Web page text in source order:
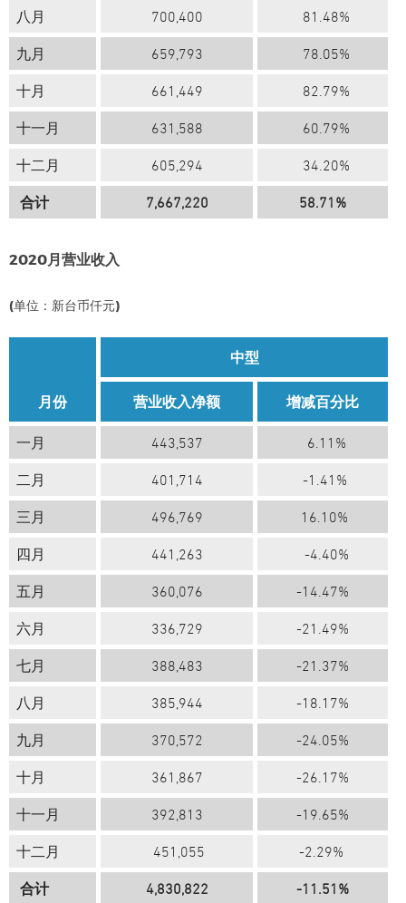
八月 700,400 81.48%
九月 659,793 78.05%
十月 661,449 82.79%
十一月 631,588 60.79%
十二月 605,294 34.20%
合计 7,667,220 58.71%
2020月营业收入
(单位：新台币仟元)
月份
中型
营业收入净额 增减百分比
一月 443,537 6.11%
二月 401,714 -1.41%
三月 496,769 16.10%
四月 441,263 -4.40%
五月 360,076 -14.47%
六月 336,729 -21.49%
七月 388,483 -21.37%
八月 385,944 -18.17%
九月 370,572 -24.05%
十月 361,867 -26.17%
十一月 392,813 -19.65%
十二月 451,055 -2.29%
合计 4,830,822 -11.51%